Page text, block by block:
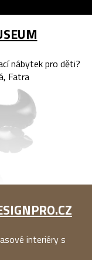
nábytek pro děti?
Fatra
interiéry s